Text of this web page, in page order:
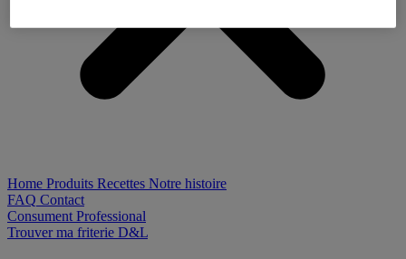
Home Produits Recettes Notre histoire
FAQ Contact
Consument Professional
Trouver ma friterie D&L